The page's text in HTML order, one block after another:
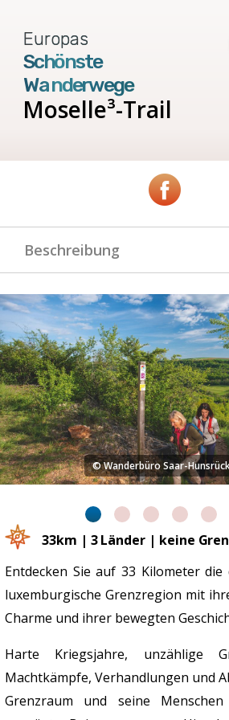
Europas
Schönste
Wanderwege
Moselle³-Trail
Beschreibung
©
33km | 3 Länder | keine
Entdecken Sie auf 33 Kilometer die
luxemburgische Grenzregion mit
Charme und ihrer bewegten
Harte Kriegsjahre, unzählige
Machtkämpfe, Verhandlungen und
Grenzraum und seine